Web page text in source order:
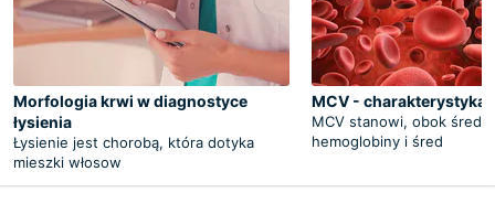
Morfologia krwi w diagnostyce
łysienia
Łysienie jest chorobą, która dotyka
mieszki włosow
MCV - charakterystyka,
MCV stanowi, obok
hemoglobiny i śred